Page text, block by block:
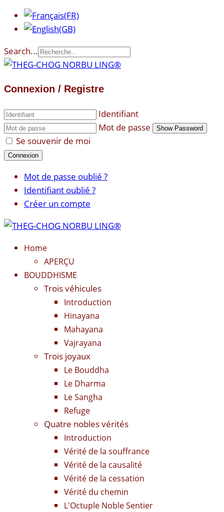
Search...
Connexion / Registre
Identifiant
Mot de passe
Show Password
Se souvenir de moi
Connexion
Mot de passe oublié ?
Identifiant oublié ?
Créer un compte
Home
APERÇU
BOUDDHISME
Trois véhicules
Introduction
Hinayana
Mahayana
Vajrayana
Trois joyaux
Le Bouddha
Le Dharma
Le Sangha
Refuge
Quatre nobles vérités
Introduction
Vérité de la souffrance
Vérité de la causalité
Vérité de la cessation
Vérité du chemin
L'Octuple Noble Sentier